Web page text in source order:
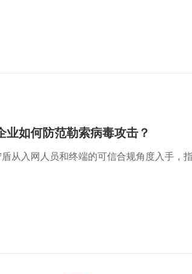
如何防范勒索病毒攻击？
从入网人员和终端的可信合规角度入手，